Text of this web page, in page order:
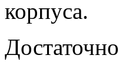
корпуса.